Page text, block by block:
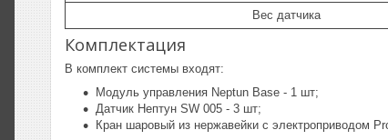
Вес датчика
Комплектация
В комплект системы входят:
Модуль управления Neptun Base - 1 шт;
Датчик Нептун SW 005 - 3 шт;
Кран шаровый из нержавейки с электроприводом